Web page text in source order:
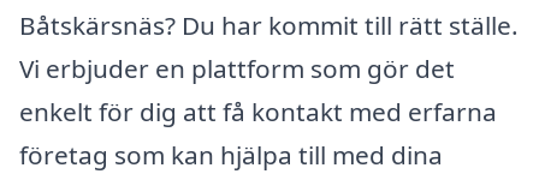
Båtskärsnäs? Du har kommit till rätt ställe.
Vi erbjuder en plattform som gör det
enkelt för dig att få kontakt med erfarna
företag som kan hjälpa till med dina